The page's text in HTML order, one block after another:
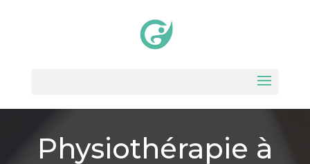
Physiothérapie à